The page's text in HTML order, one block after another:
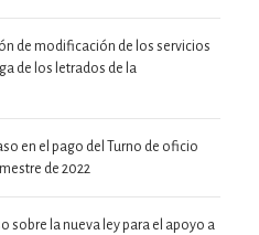
de modificación de los servicios
de los letrados de la
en el pago del Turno de oficio
de 2022
sobre la nueva ley para el apoyo a